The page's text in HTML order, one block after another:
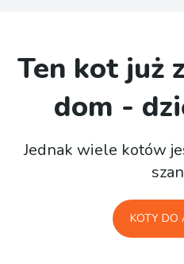
Ten kot już
dom -
Jednak wiele kotów
KOTY DO